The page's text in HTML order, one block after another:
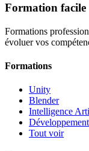
Formation facile
Formations
évoluer vos
Formations
Unity
Blender
Intelligence
Tout voir